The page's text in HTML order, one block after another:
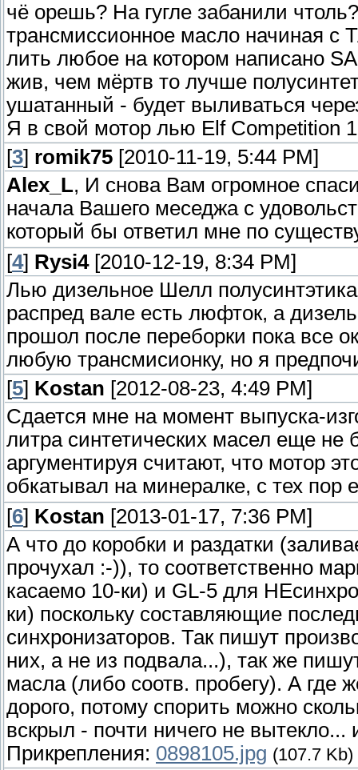
чё орешь? На гугле забанили
трансмиссионное масло начиная с
лить любое на котором написано
жив, чем мёртв то лучше
ушатанный - будет выливаться
Я в свой мотор лью Elf Competition
[3] romik75 [2010-11-19, 5:44 PM]
Alex_L, И снова Вам огромное
начала Вашего меседжа с
который бы ответил мне по
[4] Rysi4[2010-12-19, 8:34 PM]
Лью дизельное Шелл
распред вале есть люфток, а
прошол после переборки пока все
любую трансмисионку, но я
[5] Kostan [2012-08-23, 4:49 PM]
Сдается мне на момент выпуска-
литра синтетических масел еще
аргументируя считают, что мотор
обкатывал на минералке, с тех
[6] Kostan [2013-01-17, 7:36 PM]
А что до коробки и раздатки
прочухал :-)), то соответственно
касаемо 10-ки) и GL-5 для
ки) поскольку составляющие
синхронизаторов. Так пишут
них, а не из подвала...), так же
масла (либо соотв. пробегу). А где
дорого, потому спорить можно
вскрыл - почти ничего не вытекло...
Прикрепления: 0898105.jpg (107.7 Kb)